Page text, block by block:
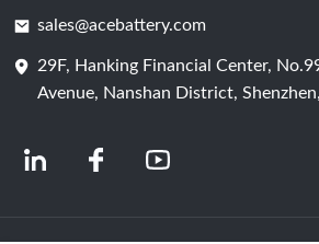
Célula de bateria
sales@acebattery.com
29F, Hanking Financial Center,
Avenue, Nanshan District,